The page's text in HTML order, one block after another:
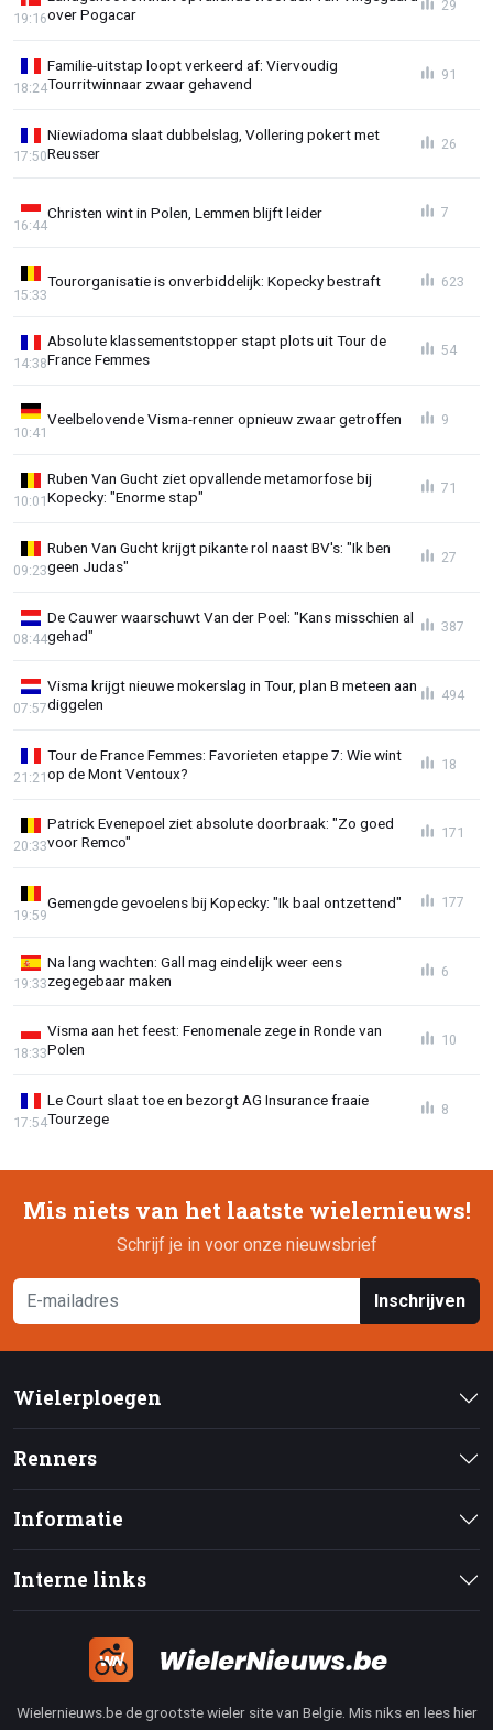
over Pogacar
19:16
29
Familie-uitstap loopt verkeerd af: Viervoudig
Tourritwinnaar zwaar gehavend
18:24
91
Niewiadoma slaat dubbelslag, Vollering pokert met
Reusser
17:50
26
Christen wint in Polen, Lemmen blijft leider
16:44
7
Tourorganisatie is onverbiddelijk: Kopecky bestraft
15:33
623
Absolute klassementstopper stapt plots uit Tour de
France Femmes
14:38
54
Veelbelovende Visma-renner opnieuw zwaar getroffen
10:41
9
Ruben Van Gucht ziet opvallende metamorfose bij
Kopecky: "Enorme stap"
10:01
71
Ruben Van Gucht krijgt pikante rol naast BV's: "Ik ben
geen Judas"
09:23
27
De Cauwer waarschuwt Van der Poel: "Kans misschien al
gehad"
08:44
387
Visma krijgt nieuwe mokerslag in Tour, plan B meteen aan
diggelen
07:57
494
Tour de France Femmes: Favorieten etappe 7: Wie wint
op de Mont Ventoux?
21:21
18
Patrick Evenepoel ziet absolute doorbraak: "Zo goed
voor Remco"
20:33
171
Gemengde gevoelens bij Kopecky: "Ik baal ontzettend"
19:59
177
Na lang wachten: Gall mag eindelijk weer eens
zegegebaar maken
19:33
6
Visma aan het feest: Fenomenale zege in Ronde van
Polen
18:33
10
Le Court slaat toe en bezorgt AG Insurance fraaie
Tourzege
17:54
8
Mis niets van het laatste wielernieuws!
Schrijf je in voor onze nieuwsbrief
Inschrijven
Wielerploegen
Renners
Informatie
Interne links
Wielernieuws.be de grootste wieler site van Belgie. Mis niks en lees hier